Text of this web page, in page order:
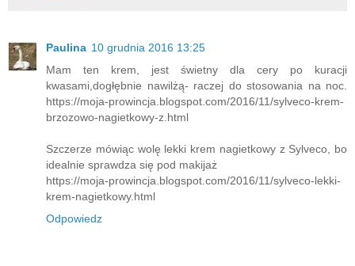
Paulina 10 grudnia 2016 13:25
Mam ten krem, jest świetny dla cery po kuracji
kwasami,dogłębnie nawilżą- raczej do stosowania na noc.
https://moja-prowincja.blogspot.com/2016/11/sylveco-krem-
brzozowo-nagietkowy-z.html
Szczerze mówiąc wolę lekki krem nagietkowy z Sylveco, bo
idealnie sprawdza się pod makijaż
https://moja-prowincja.blogspot.com/2016/11/sylveco-lekki-
krem-nagietkowy.html
Odpowiedz